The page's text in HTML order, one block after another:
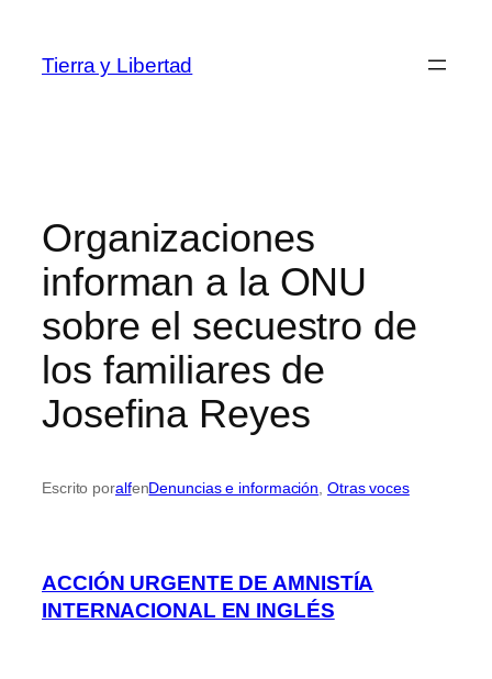
contenido
Tierra y Libertad
Organizaciones
informan a la ONU
sobre el secuestro de
los familiares de
Josefina Reyes
Escrito poralfenDenuncias e información Otras voces
ACCIÓN URGENTE DE AMNISTÍA
INTERNACIONAL EN INGLÉS